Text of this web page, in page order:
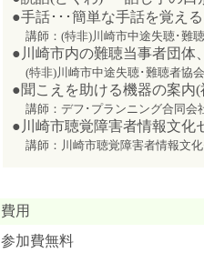
●手話･･･簡単な手話を覚え
講師：(特非)川崎市中途失聴･難
●川崎市内の難聴当事者団体
(特非)川崎市中途失聴･難聴者協
●聞こえを助ける機器の案内(
講師：デフ･プランニング合同会
●川崎市聴覚障害者情報文化
講師：川崎市聴覚障害者情報文
費用
参加費無料